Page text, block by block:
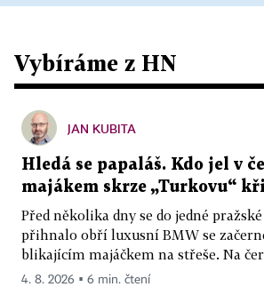
Vybíráme z HN
JAN KUBITA
Hledá se papaláš. Kdo jel v
majákem skrze „Turkovu“
Před několika dny se do jedné
přihnalo obří luxusní BMW se
blikajícím majáčkem na střeše. Na
4. 8. 2026 ▪ 6 min. čtení